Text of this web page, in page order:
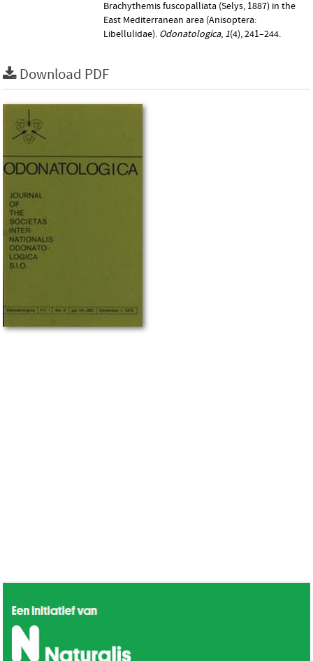
Brachythemis fuscopalliata (Selys, 1887) in the
East Mediterranean area (Anisoptera:
Libellulidae). Odonatologica, 1(4), 241–244.
Download PDF